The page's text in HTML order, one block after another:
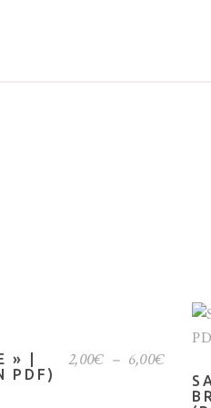
» |
PDF)
2,00€ – 6,00€Plage
prix :